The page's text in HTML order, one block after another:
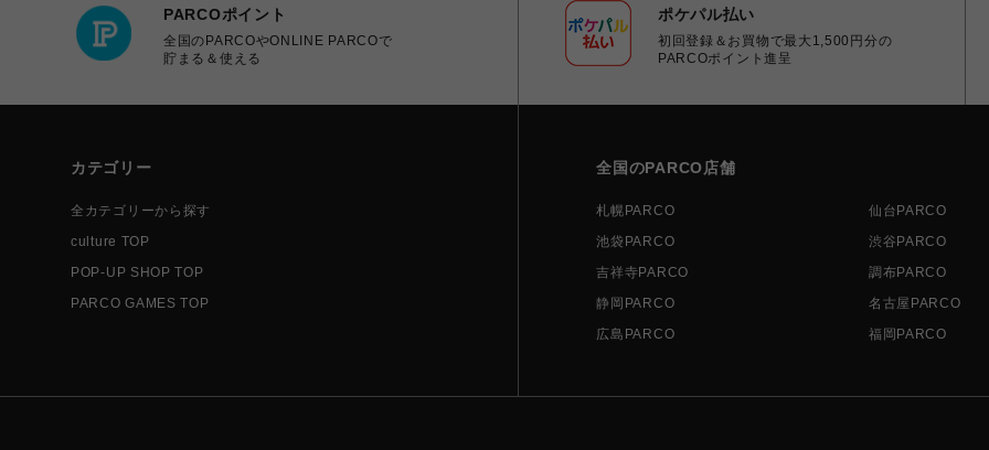
PARCOポイント
全国のPARCOやONLINE PARCOで
貯まる＆使える
ポケパル払い
初回登録＆お買物で最大1,500円分の
PARCOポイント進呈
カテゴリー
全カテゴリーから探す
culture TOP
POP-UP SHOP TOP
PARCO GAMES TOP
全国のPARCO店舗
札幌PARCO 仙台PARCO
池袋PARCO
渋谷PARCO
吉祥寺PARCO
調布PARCO
静岡PARCO
名古屋PARCO
広島PARCO
福岡PARCO